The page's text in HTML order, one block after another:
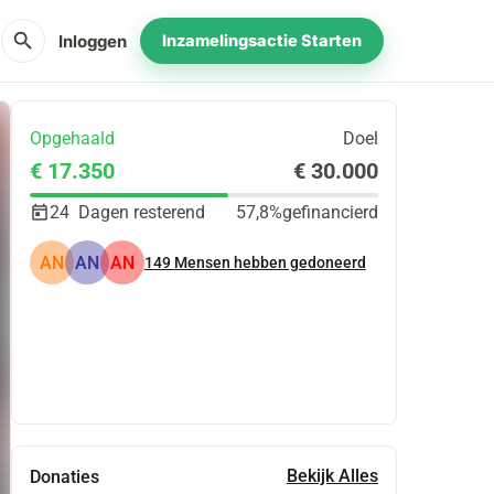
search Inloggen Inzamelingsactie Starten
Opgehaald Doel
€ 17.350 € 30.000
24 Dagen resterend 57,8%gefinancierd
AN AN AN 149 Mensen hebben gedoneerd
Donaties Bekijk Alles